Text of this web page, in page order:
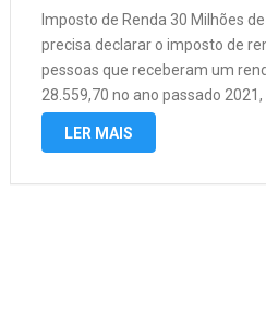
Imposto de Renda 30 Milhões
precisa declarar o imposto de
pessoas que receberam um
28.559,70 no ano passado
pensões, e alugueis deveram
LER MAIS